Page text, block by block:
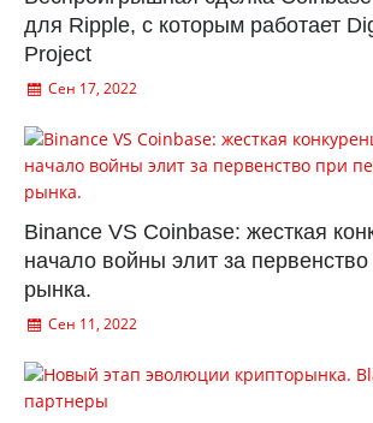
для Ripple, с которым работает
Project
Сен 17, 2022
Binance VS Coinbase: жесткая
начало войны элит за
рынка.
Сен 11, 2022